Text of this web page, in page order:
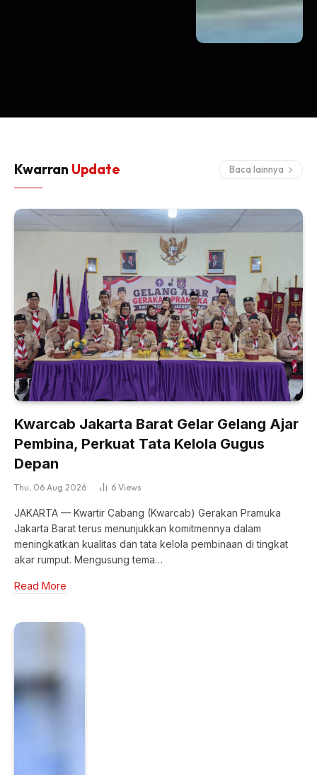
Kwarran Update Baca lainnya
Kwarcab Jakarta Barat Gelar Gelang Ajar
Pembina, Perkuat Tata Kelola Gugus
Depan
Thu, 06 Aug 2026 6 Views
JAKARTA — Kwartir Cabang (Kwarcab) Gerakan Pramuka
Jakarta Barat terus menunjukkan komitmennya dalam
meningkatkan kualitas dan tata kelola pembinaan di tingkat
akar rumput. Mengusung tema…
Read More